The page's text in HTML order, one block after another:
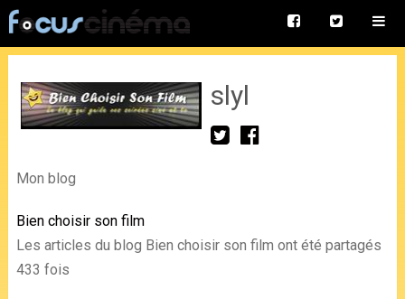
slyl
Mon blog
Bien choisir son film
Les articles du blog Bien choisir son film ont été partagés
433 fois